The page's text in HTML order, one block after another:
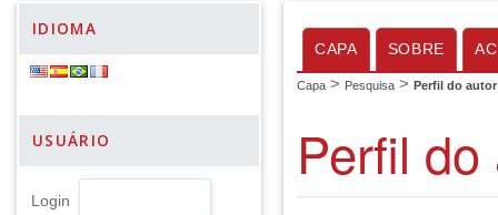
IDIOMA
USUÁRIO
Login
CAPA SOBRE
Capa > Pesquisa > Perfil do autor
Perfil